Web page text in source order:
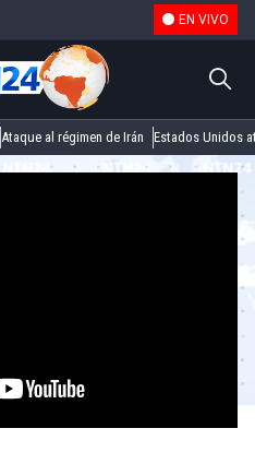
EN VIVO
Ataque al régimen de Irán Estados Unidos